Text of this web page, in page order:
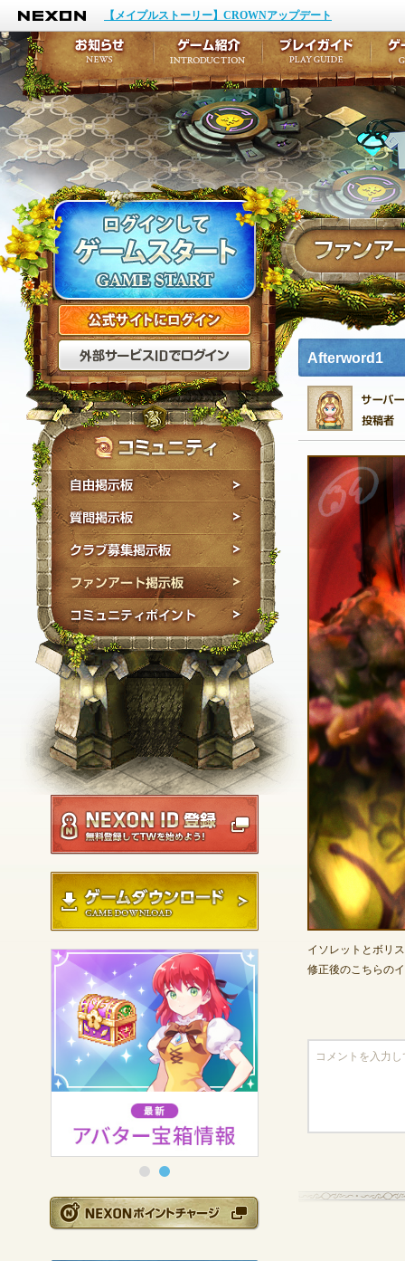
NEXON
【メイプルストーリー】CROWNアップデート
公式サイトにログイン
外部サービスIDでログ
自由掲示板
質問掲示板
クラブ募集掲示板
ファンアート掲示板
コミュニティポイン
NEXON ID登録
ゲームダウンロード
Afterword1
イソレットとボリ
修正後のこちらの
お知らせ
イベント
アップデート
メンテナンス
ゲーム紹介
キャラクター作成
テイルズ初級者講座
ここだけは知ってお